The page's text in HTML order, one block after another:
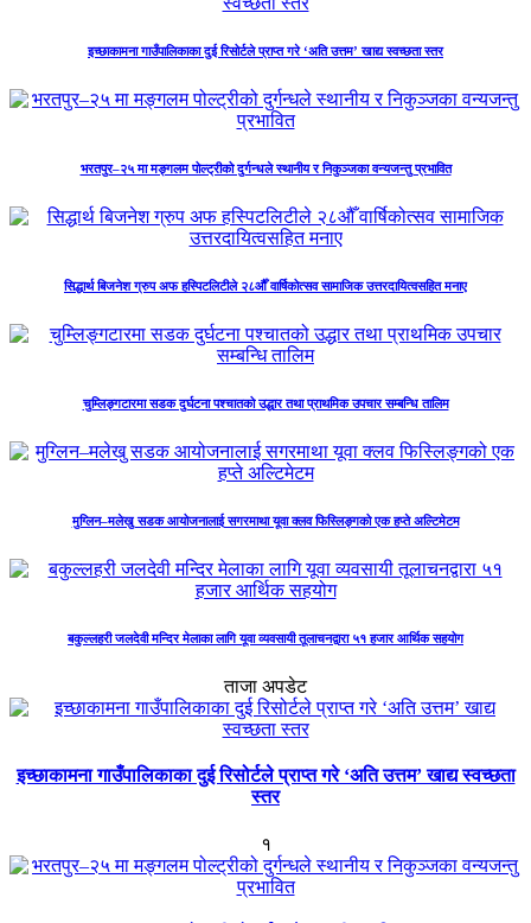
इच्छाकामना गाउँपालिकाका दुई रिसोर्टले प्राप्त गरे ‘अति उत्तम’ खाद्य स्वच्छता स्तर
भरतपुर–२५ मा मङ्गलम पोल्ट्रीको दुर्गन्धले स्थानीय र निकुञ्जका वन्यजन्तु प्रभावित
सिद्धार्थ बिजनेश ग्रुप अफ हस्पिटलिटीले २८औँ वार्षिकोत्सव सामाजिक उत्तरदायित्वसहित मनाए
चुम्लिङ्गटारमा सडक दुर्घटना पश्चातको उद्धार तथा प्राथमिक उपचार सम्बन्धि तालिम
मुग्लिन–मलेखु सडक आयोजनालाई सगरमाथा यूवा क्लव फिस्लिङ्गको एक हप्ते अल्टिमेटम
बकुल्लहरी जलदेवी मन्दिर मेलाका लागि यूवा व्यवसायी तूलाचनद्वारा ५१ हजार आर्थिक सहयोग
ताजा अपडेट
इच्छाकामना गाउँपालिकाका दुई रिसोर्टले प्राप्त गरे ‘अति उत्तम’ खाद्य स्वच्छता
स्तर
१